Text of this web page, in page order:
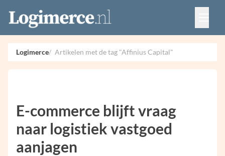
Vacatures
Events
Adverteren
Partners
Logimerce Artikelen met de tag "Affinius Capital"
E-commerce blijft vraag
naar logistiek vastgoed
aanjagen